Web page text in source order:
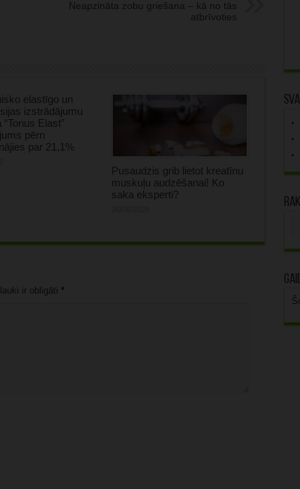
Neapzināta zobu griešana – kā no tās
atbrīvoties
elastīgo un
izstrādājumu
Elast”
pērn
par 21,1%
Pusaudzis grib lietot kreatīnu
muskuļu audzēšanai! Ko
saka eksperti?
ir obligāti *